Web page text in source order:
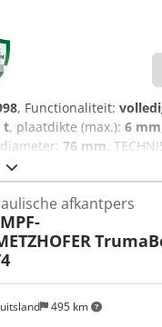
, Functionaliteit:
t, plaatdikte (max.): 6 mm
76 mm,
mm Werkstukgewicht:
CC 220
495 km
afkantpers